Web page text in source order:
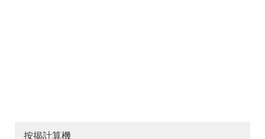
按揭計算機